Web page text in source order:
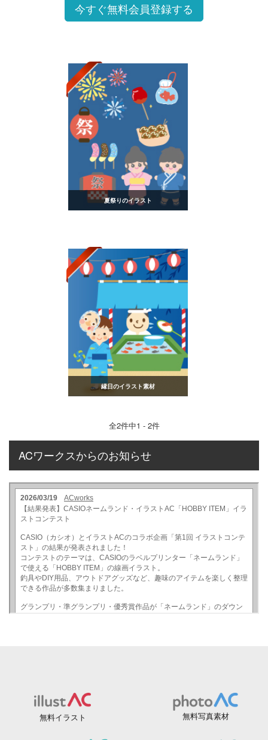
今すぐ無料会員登録する
夏祭りのイラスト
縁日のイラスト素材
全2件中1 - 2件
ACワークスからのお知らせ
無料イラスト 無料写真素材